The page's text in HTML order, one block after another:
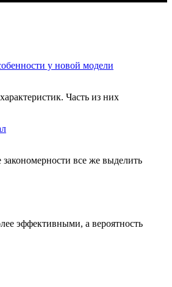
у новой модели
Часть из них
все же выделить
эффективными, а вероятность